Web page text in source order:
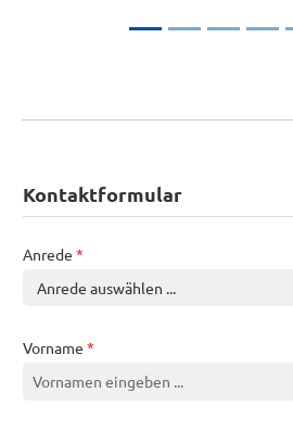
Kontaktformular
Anrede *
Vorname *